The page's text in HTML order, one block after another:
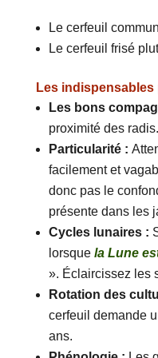
Le cerfeuil
Le cerfeuil frisé
Les
Les bons
proximité des radis.
Particularité :
facilement et
donc pas le
présente dans les
Cycles lunaires :
lorsquela Lune
». Éclaircissez les
Rotation des
cerfeuil demande
ans.